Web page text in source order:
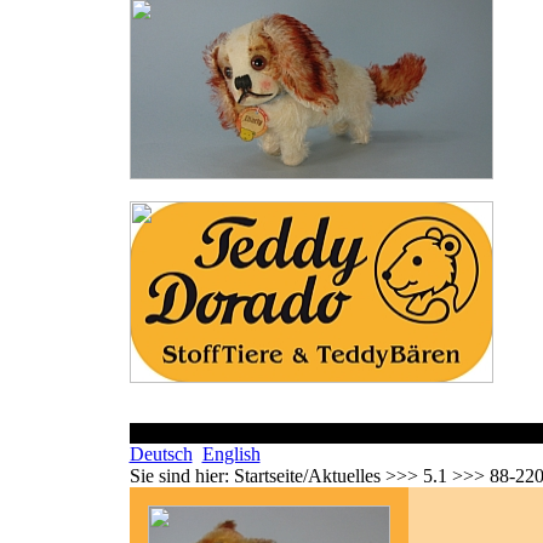
Deutsch English
Sie sind hier: Startseite/Aktuelles >>> 5.1 >>> 88-